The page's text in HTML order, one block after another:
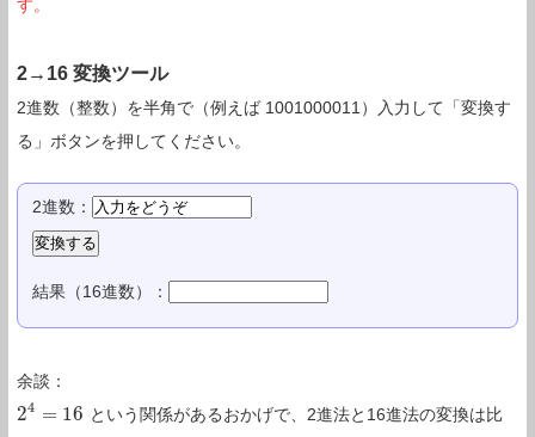
す。
2→16 変換ツール
2進数（整数）を半角で（例えば 1001000011）入力して「変換す
る」ボタンを押してください。
2進数：
結果（16進数）：
余談：
24 = 16
24 =16
という関係があるおかげで、2進法と16進法の変換は比